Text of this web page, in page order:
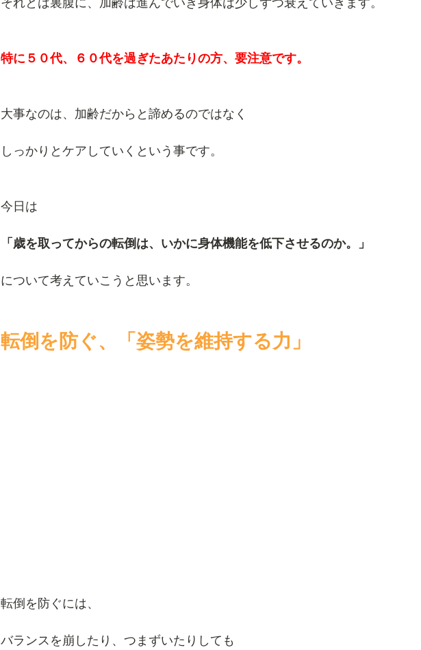
それとは裏腹に、加齢は進んでいき身体は少しずつ衰えていきます。
特に５０代、６０代を過ぎたあたりの方、要注意です。
大事なのは、加齢だからと諦めるのではなく
しっかりとケアしていくという事です。
今日は
「歳を取ってからの転倒は、いかに身体機能を低下させるのか。」
について考えていこうと思います。
転倒を防ぐ、「姿勢を維持する力」
転倒を防ぐには、
バランスを崩したり、つまずいたりしても